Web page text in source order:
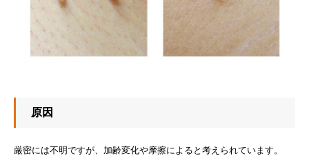
原因
厳密には不明ですが、加齢変化や摩擦によると考えられています。